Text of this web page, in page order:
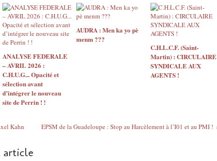
ANALYSE FEDERALE
– AVRIL 2026 :
C.H.U.G... Opacité et
sélection avant
d’intégrer le nouveau
site de Perrin ! !
AUDRA : Men ka yo pè
menm ???
C.H.L.C.F. (Saint-
Martin) : CIRCULAIRE
SYNDICALE AUX
AGENTS !
Kahn EPSM de la Guadeloupe : Stop au Harcèlement à l’I01 et au PMI !
article